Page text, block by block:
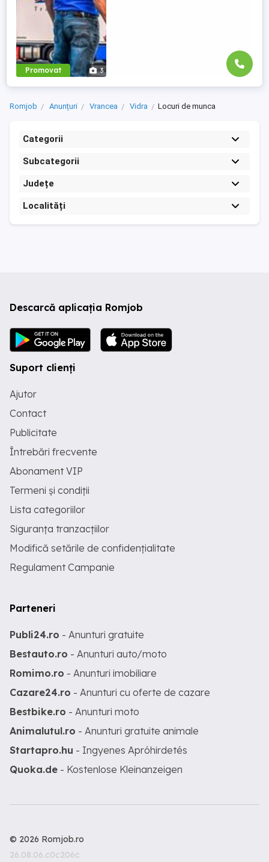
Promovat 3
Romjob Anunțuri Vrancea Vidra Locuri de munca
Categorii
Subcategorii
Județe
Localități
Descarcă aplicația Romjob
Suport clienți
Ajutor
Contact
Publicitate
Întrebări frecvente
Abonament VIP
Termeni și condiții
Lista categoriilor
Siguranța tranzacțiilor
Modifică setările de confidențialitate
Regulament Campanie
Parteneri
Publi24.ro - Anunturi gratuite
Bestauto.ro - Anunturi auto/moto
Romimo.ro - Anunturi imobiliare
Cazare24.ro - Anunturi cu oferte de cazare
Bestbike.ro - Anunturi moto
Animalutul.ro - Anunturi gratuite animale
Startapro.hu - Ingyenes Apróhirdetés
Quoka.de - Kostenlose Kleinanzeigen
© 2026 Romjob.ro
26.08.06.c0c206c